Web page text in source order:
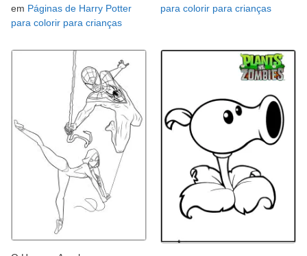
em Páginas de Harry Potter
para colorir para crianças
para colorir para crianças